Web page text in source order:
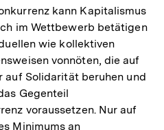
kann Kapitalismus
im Wettbewerb betätigen
wie kollektiven
vonnöten, die auf
auf Solidarität beruhen und
Gegenteil
voraussetzen. Nur auf
Minimums an